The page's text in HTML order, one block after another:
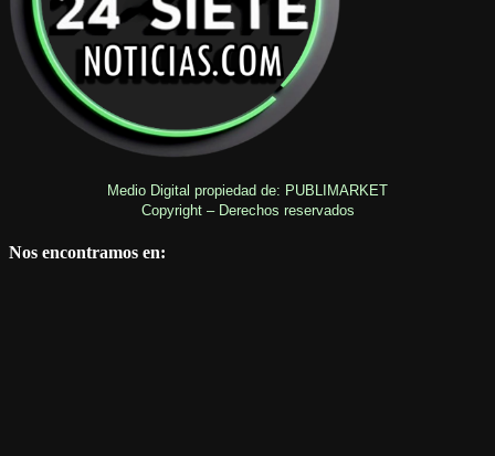
Medio Digital propiedad de: PUBLIMARKET
Copyright – Derechos reservados
Nos encontramos en: